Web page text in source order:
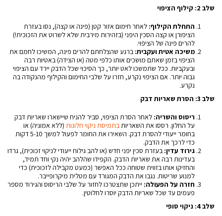
שלב 2: קילוף הציפוי
התחלת הקילוף: לאחר חימום אזור קטן (פינה או קצה), נסו בעזרת
הציפורן או קצה הסכין היפני (בזהירות מירבית שלא לשרוט את הזכוכית!)
להרים פינה של הציפוי.
משיכה אטית ועקבית: ברגע שהצלחתם להרים פינה, המשיכו לחמם את
הציפוי בזמן שאתם מושכים אותו כלפי מטה (או הצידה) באטיות רבה
ובעקביות. ככל שתמשכו לאט יותר, כך הסיכוי שכל הדבק יירד עם הציפוי
גבוה יותר. אם הציפוי נקרע, חזרו על שלבי החימום והקילוף מהנקודה בה
נקרע.
שלב 3: הסרת שאריות דבק
ריסוס והשריה: לאחר הסרת הציפוי, סביר להניח שיישארו שאריות דבק
על החלון. רססו את השאריותבתמיסת ניקוי חלונות (ללא אמוניה) או
בחומר ייעודי להסרת דבק. השאירו את החומר לפעול למשך 5-10 דקות
כדי לרכך את הדבק.
גירוד עדין: בעזרת סכין יפני חדש (או להב גילוח ייעודי לניקוי זכוכית), גרדו
בעדינות רבה את שאריות הדבק. הקפידו שהלהב יהיה נקי וחד תמיד,
והחזיקו אותו בזווית שטוחה ככל האפשר (כמעט מקבילה לזכוכית) כדי
למנוע שריטות. נגבו את הדבק המגורד עם מטלית מיקרופייבר.
חזרה על הפעולה: ייתכן שתצטרכו לחזור על שלבי הריסוס והגירוד מספר
פעמים עד שכל שאריות הדבק יוסרו לחלוטין.
שלב 4: ניקוי סופי